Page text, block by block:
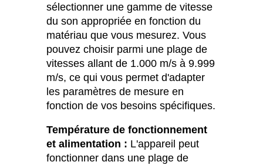
sélectionner une gamme de vitesse
du son appropriée en fonction du
matériau que vous mesurez. Vous
pouvez choisir parmi une plage de
vitesses allant de 1.000 m/s à 9.999
m/s, ce qui vous permet d'adapter
les paramètres de mesure en
fonction de vos besoins spécifiques.
Température de fonctionnement
et alimentation : L'appareil peut
fonctionner dans une plage de